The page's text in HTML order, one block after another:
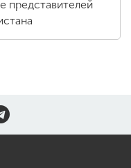
600 участников